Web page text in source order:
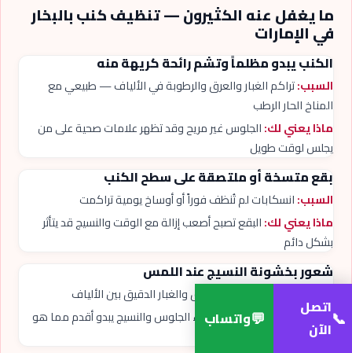
ما يغفل عنه الكثيرون — تنظيف كنب بالبخار
في الإمارات
الكنب يبدو مظلماً وتشم رائحة كريهة منه
السبب:تراكم الغبار والعرق والرطوبة في الألياف — طبيعي مع
المناخ الحار الرطب
ماذا يعني لك:الجلوس غير مريح وقد تظهر علامات صحية على من
يجلس لوقت طويل
بقع متسخة أو ملتصقة على سطح الكنب
السبب:انسكابات لم تُنظف فوراً أو أوساخ يومية تراكمت
ماذا يعني لك:البقع تصبح أصعب إزالة مع الوقت والنسيج قد يتأثر
بشكل دائم
شعور بخشونة النسيج عند اللمس
تراكم الأملاح من العرق والغبار الدقيق بين الألياف
ماذا يعني لك: عدم الراحة أثناء الجلوس والنسيج يبدو أقدم مما هو
فعلياً
📞اتصل
الآن
💬واتساب